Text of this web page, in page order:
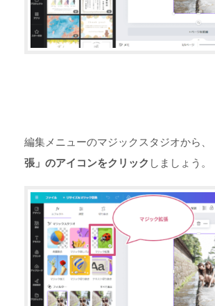
編集メニューのマジックスタジオから、
張」のアイコンをクリック しましょう。